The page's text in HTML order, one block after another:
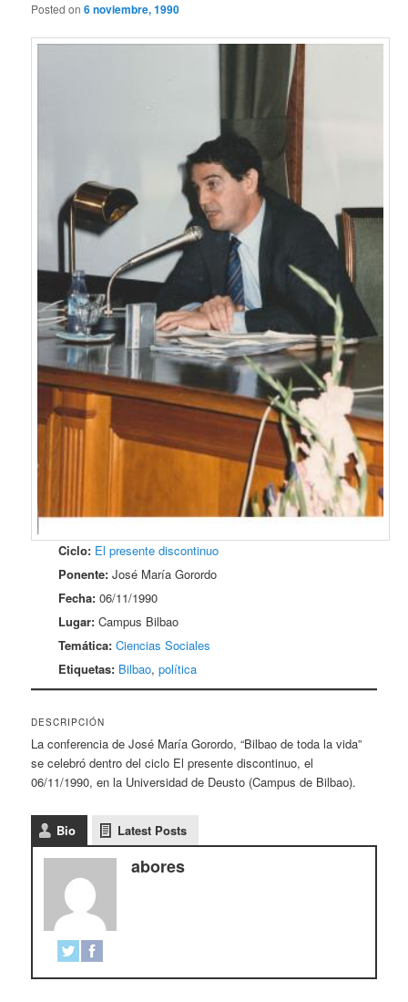
Posted on6 noviembre, 1990
Ciclo: El presente discontinuo
Ponente: José María Gorordo
Fecha: 06/11/1990
Lugar: Campus Bilbao
Temática: Ciencias Sociales
Etiquetas: Bilbao,política
DESCRIPCIÓN
La conferencia de José María Gorordo, “Bilbao de toda la vida”
se celebró dentro del ciclo El presente discontinuo, el
06/11/1990, en la Universidad de Deusto (Campus de Bilbao).
Bio Latest Posts
abores